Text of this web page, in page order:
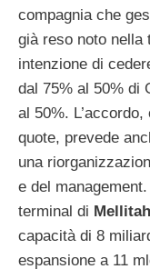
compagnia che
già reso noto nella
intenzione di
dal 75% al 50% di
al 50%.
quote, prevede
una
e del
terminal di Mellitah
capacità di 8
espansione a 11